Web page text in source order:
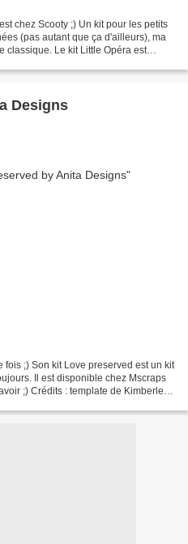
chez Scooty ;) Un kit pour les petits
(pas autant que ça d'ailleurs), ma
classique. Le kit Little Opéra est
Designs
;) Son kit Love preserved est un kit
Il est disponible chez Mscraps
;) Crédits : template de Kimberlee